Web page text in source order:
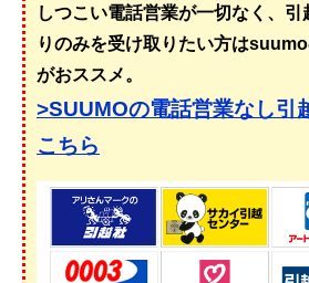
しつこい電話営業が一切なく、引
りのみを受け取りたい方は
がおススメ。
>SUUMOの電話営業なし引
こちら